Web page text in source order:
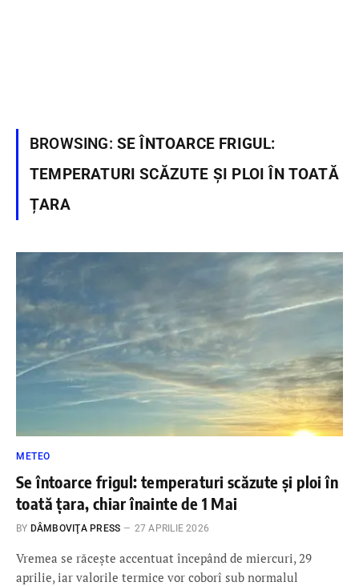
BROWSING: SE ÎNTOARCE FRIGUL:
TEMPERATURI SCĂZUTE ȘI PLOI ÎN TOATĂ
ȚARA
METEO
Se întoarce frigul: temperaturi scăzute și ploi în
toată țara, chiar înainte de 1 Mai
BY DÂMBOVIŢA PRESS 27 APRILIE 2026
Vremea se răcește accentuat începând de miercuri, 29
aprilie, iar valorile termice vor coborî sub normalul